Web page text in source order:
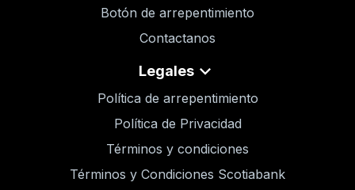
Botón de arrepentimiento
Contactanos
Legales
Política de arrepentimiento
Política de Privacidad
Términos y condiciones
Términos y Condiciones Scotiabank